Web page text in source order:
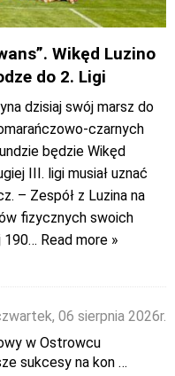
Wikęd Luzino
do 2. Ligi
dzisiaj swój marsz do
czarnych
będzie Wikęd
III. ligi musiał uznać
– Zespół z Luzina na
fizycznych swoich
190… Read more »
06 sierpnia 2026r.
w Ostrowcu
sukcesy na kon …